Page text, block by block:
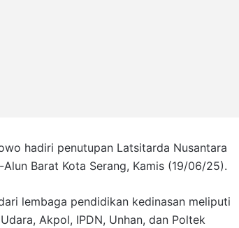
hadiri penutupan Latsitarda Nusantara
Barat Kota Serang, Kamis (19/06/25).
lembaga pendidikan kedinasan meliputi
Akpol, IPDN, Unhan, dan Poltek